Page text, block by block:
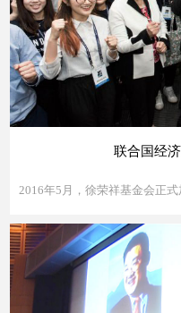
联合国经
2016年5月，徐荣祥基金会正